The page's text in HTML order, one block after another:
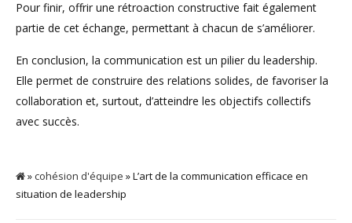
Pour finir, offrir une rétroaction constructive fait également
partie de cet échange, permettant à chacun de s’améliorer.
En conclusion, la communication est un pilier du leadership.
Elle permet de construire des relations solides, de favoriser la
collaboration et, surtout, d’atteindre les objectifs collectifs
avec succès.
»cohésion d'équipe » L’art de la communication efficace en
situation de leadership